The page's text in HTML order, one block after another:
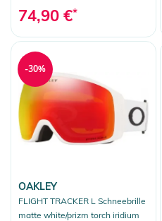
74,90 €*
OAKLEY
FLIGHT TRACKER L Schneebrille
matte white/prizm torch iridium
-30%